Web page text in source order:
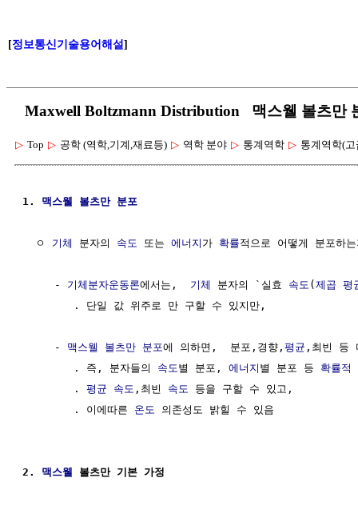
[정보통신기술용어해설]
Maxwell Boltzmann Distribution 맥스웰 볼츠만
▷ Top ▷ 공학 (역학,기계,재료등) ▷ 역학 분야 ▷ 통계역학 ▷ 통계역학(고
1. 맥스웰 볼츠만 분포
  ㅇ
기체 분자의 속도 또는 에너지 가 확률적으로 어떻게 분포하
     -
기체분자운동론에서는, 기체 분자의 `실효 속도 (제곱 평
        . 단일 값 위주로 만 구할 수 있지만,
     -
맥스웰 볼츠만 분포에 의하면,  분포,경향, 평균 ,최빈 등
        . 즉, 분자들의
속도 별 분포, 에너지 별 분포 등 확률적
        .
평균 속도 ,최빈 속도
등을 구할 수 있고,
        . 이에따른
온도 의존성도 밝힐 수 있음
2. 맥스웰 볼츠만 기본 가정